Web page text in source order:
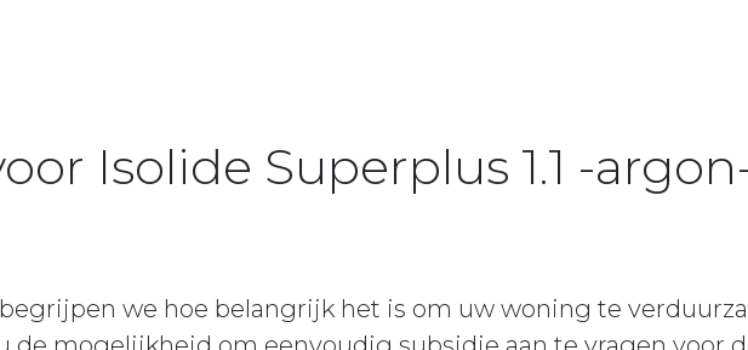
Isolide Superplus 1.1 -
we hoe belangrijk het is om uw woning te